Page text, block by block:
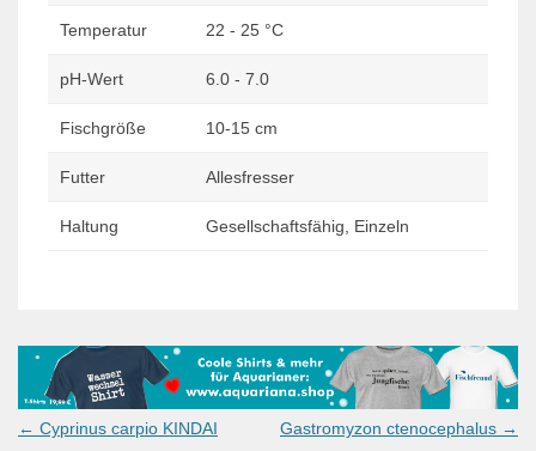
Temperatur 22 - 25 °C
pH-Wert 6.0 - 7.0
Fischgröße 10-15 cm
Futter Allesfresser
Haltung Gesellschaftsfähig, Einzeln
Post
← Cyprinus carpio KINDAI
Gastromyzon ctenocephalus →